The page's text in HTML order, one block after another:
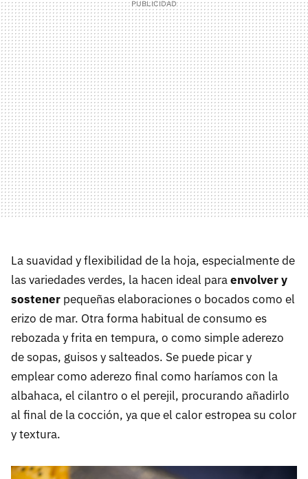
La suavidad y flexibilidad de la hoja, especialmente de
las variedades verdes, la hacen ideal paraenvolver y
sostener pequeñas elaboraciones o bocados como el
erizo de mar. Otra forma habitual de consumo es
rebozada y frita en tempura, o como simple aderezo
de sopas, guisos y salteados. Se puede picar y
emplear como aderezo final como haríamos con la
albahaca, el cilantro o el perejil, procurando añadirlo
al final de la cocción, ya que el calor estropea su color
y textura.